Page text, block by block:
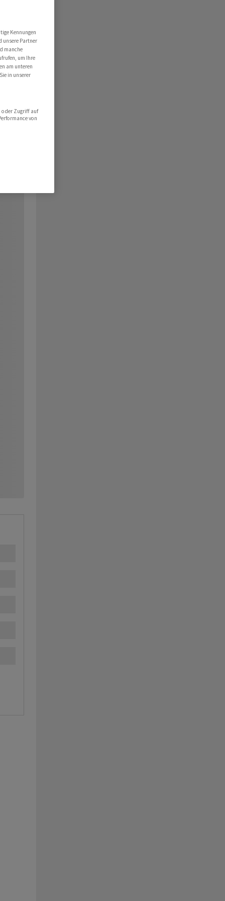
Kennungen
unsere Partner
manche
um Ihre
am unteren
in unserer
oder Zugriff auf
von